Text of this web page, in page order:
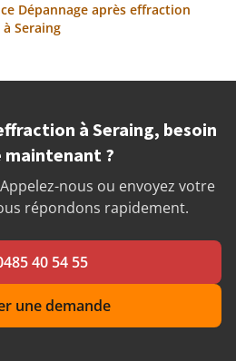
Dépannage après effraction
Seraing
à Seraing, besoin
maintenant ?
nous ou envoyez votre
répondons rapidement.
40 54 55
une demande